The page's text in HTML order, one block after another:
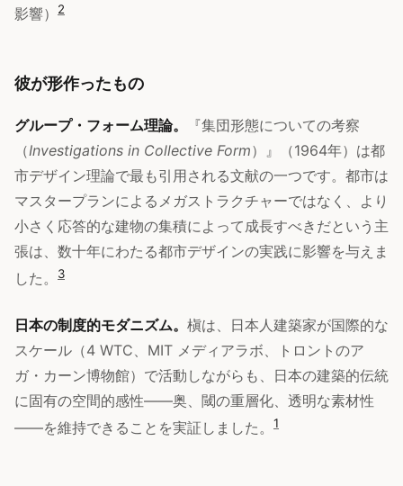
影響）
2
彼が形作ったもの
グループ・フォーム理論。
『集団形態についての考察
（Investigations in Collective Form）』（1964年）は都
市デザイン理論で最も引用される文献の一つです。都市は
マスタープランによるメガストラクチャーではなく、より
小さく応答的な建物の集積によって成長すべきだという主
張は、数十年にわたる都市デザインの実践に影響を与えま
した。
3
日本の制度的モダニズム。 槇は、日本人建築家が国際的な
スケール（4 WTC、MIT メディアラボ、トロントのア
ガ・カーン博物館）で活動しながらも、日本の建築的伝統
に固有の空間的感性——奥、閾の重層化、透明な素材性
——を維持できることを実証しました。
1